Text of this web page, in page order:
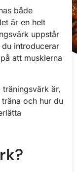
både
är en helt
uppstår
introducerar
att musklerna
är,
och hur du